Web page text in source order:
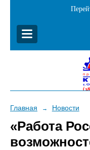
Главная → Новости
«Работа